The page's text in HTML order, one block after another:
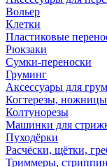
Вольер
Клетки
Пластиковые
Рюкзаки
Сумки-переноски
Груминг
Аксессуары для
Когтерезы, ножницы
Колтунорезы
Машинки для
Пуходёрки
Расчёски, щётки,
Триммеры,